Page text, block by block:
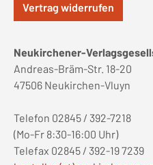
Vertrag widerrufen
Neukirchener-
Andreas-Bräm-Str. 18-20
47506 Neukirchen-Vluyn
Telefon 02845 / 392-7218
(Mo-Fr 8:30-16:00 Uhr)
Telefax 02845 / 392-19 7239